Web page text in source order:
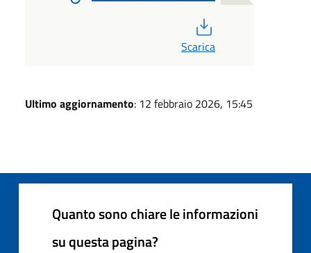
Scarica
Ultimo aggiornamento: 12 febbraio 2026, 15:45
Quanto sono chiare le informazioni
su questa pagina?